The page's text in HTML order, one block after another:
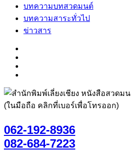
บทความบทสวดมนต์
บทความสาระทั่วไป
ข่าวสาร
(ในมือถือ คลิกที่เบอร์เพื่อโทรออก)
062-192-8936
082-684-7223